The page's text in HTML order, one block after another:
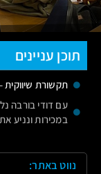
תוכן עניינים
תקשורת
עם דודי בורבה
במכירות ונניע
נווט באתר: